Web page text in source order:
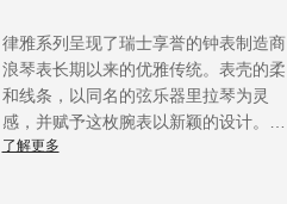
律雅系列呈现了瑞士享誉的钟表制造商
浪琴表长期以来的优雅传统。表壳的柔
和线条，以同名的弦乐器里拉琴为灵
感，并赋予这枚腕表以新颖的设计。它
轻巧精美的特质，同时受到男士与女士
了解更多